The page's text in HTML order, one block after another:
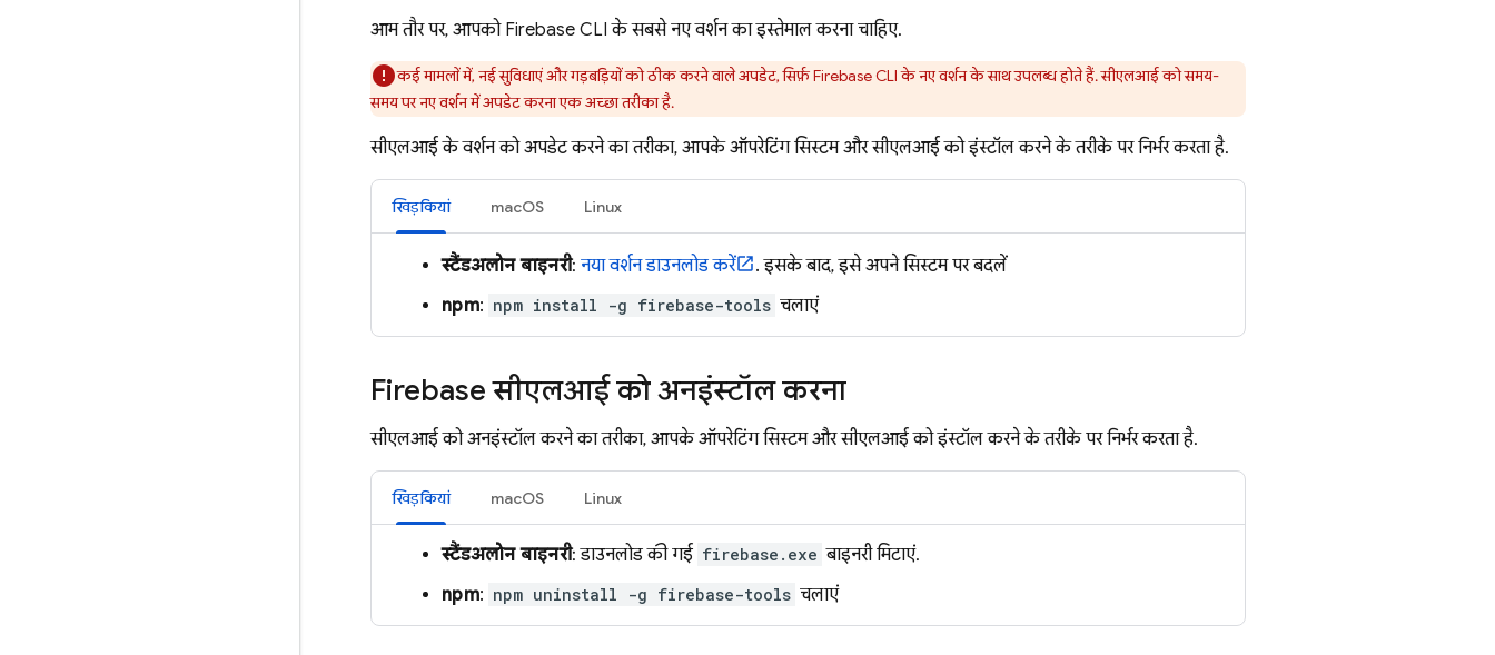
आम तौर पर, आपको Firebase CLI के सबसे नए वर्शन का इस्तेमाल करना चाहिए.
कई मामलों में, नई सुविधाएं और गड़बड़ियों को ठीक करने वाले अपडेट, सिर्फ़FirebaseCLI के नए वर्शन के साथ उपलब्ध होते हैं. सीएलआई को समय-
समय पर नए वर्शन में अपडेट करना एक अच्छा तरीका है.
सीएलआई के वर्शन को अपडेट करने का तरीका, आपके ऑपरेटिंग सिस्टम और सीएलआई को इंस्टॉल करने के तरीके पर निर्भर करता है.
खिड़कियां macOS Linux
स्टैंडअलोन बाइनरी: नया वर्शन डाउनलोड करें
. इसके बाद, इसे अपने सिस्टम पर बदलें
npm: npm install -g firebase-tools चलाएं
Firebaseसीएलआई को अनइंस्टॉल करना
सीएलआई को अनइंस्टॉल करने का तरीका, आपके ऑपरेटिंग सिस्टम और सीएलआई को इंस्टॉल करने के तरीके पर निर्भर करता है.
खिड़कियां macOS Linux
स्टैंडअलोन बाइनरी: डाउनलोड की गई firebase.exe बाइनरी मिटाएं.
npm: npm uninstall -g firebase-tools चलाएं